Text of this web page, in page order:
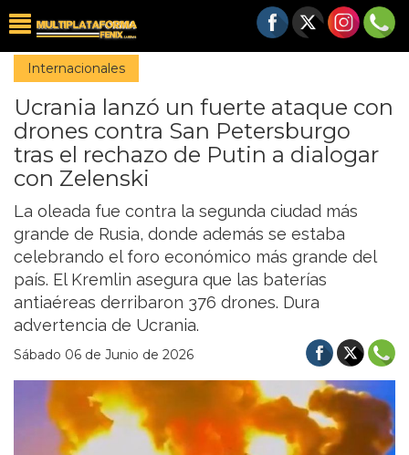
Internacionales
Ucrania lanzó un fuerte ataque con
drones contra San Petersburgo
tras el rechazo de Putin a dialogar
con Zelenski
La oleada fue contra la segunda ciudad más
grande de Rusia, donde además se estaba
celebrando el foro económico más grande del
país. El Kremlin asegura que las baterías
antiaéreas derribaron 376 drones. Dura
advertencia de Ucrania.
Sábado 06 de Junio de 2026